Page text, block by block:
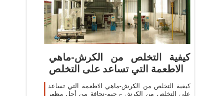
كيفية التخلص من الكرش-ماهي
الاطعمة التي تساعد على التخلص
كيفية التخلص من الكرش-ماهي الاطعمة التي تساعد
على التخلص من الكرش -رجيم-نحافة من أجل مظهر